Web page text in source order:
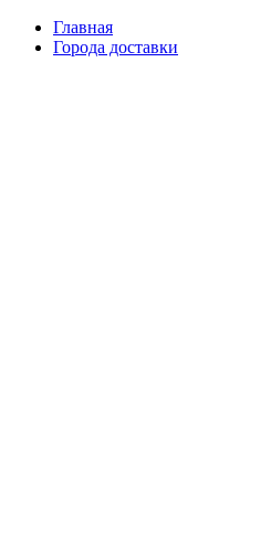
Главная
Города доставки